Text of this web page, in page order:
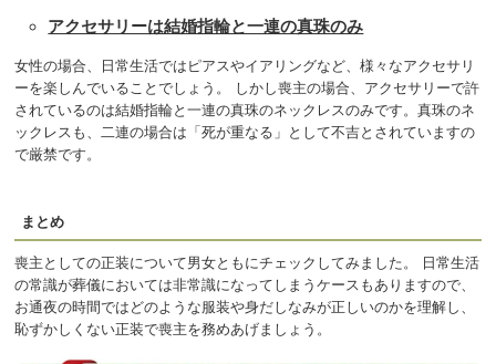
アクセサリーは結婚指輪と一連の真珠のみ
女性の場合、日常生活ではピアスやイアリングなど、様々なアクセサリ
ーを楽しんでいることでしょう。 しかし喪主の場合、アクセサリーで許
されているのは結婚指輪と一連の真珠のネックレスのみです。真珠のネ
ックレスも、二連の場合は「死が重なる」として不吉とされていますの
で厳禁です。
まとめ
喪主としての正装について男女ともにチェックしてみました。 日常生活
の常識が葬儀においては非常識になってしまうケースもありますので、
お通夜の時間ではどのような服装や身だしなみが正しいのかを理解し、
恥ずかしくない正装で喪主を務めあげましょう。